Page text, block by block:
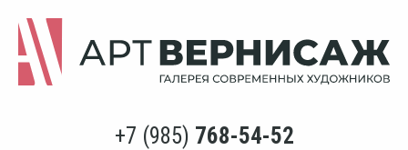
+7 (985) 768-54-52